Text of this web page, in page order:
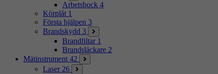
Arbetsbock 4
Körplåt 1
Första hjälpen 3
Brandskydd 3
Brandfiltar 1
Brandsläckare 2
Mätinstrument 42
Laser 26